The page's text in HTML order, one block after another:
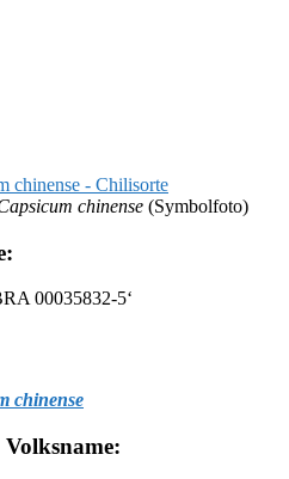
chinense (Symbolfoto)
00035832-5‘
chinense
Volksname: